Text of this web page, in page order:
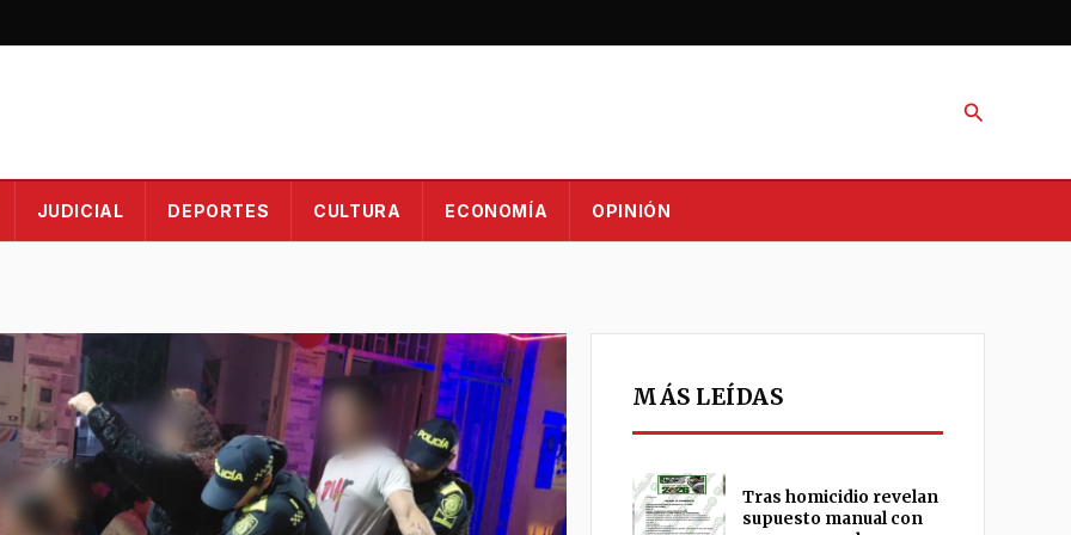
Buscar
JUDICIAL DEPORTES CULTURA ECONOMÍA OPINIÓN
MÁS LEÍDAS
Tras homicidio revelan
supuesto manual con